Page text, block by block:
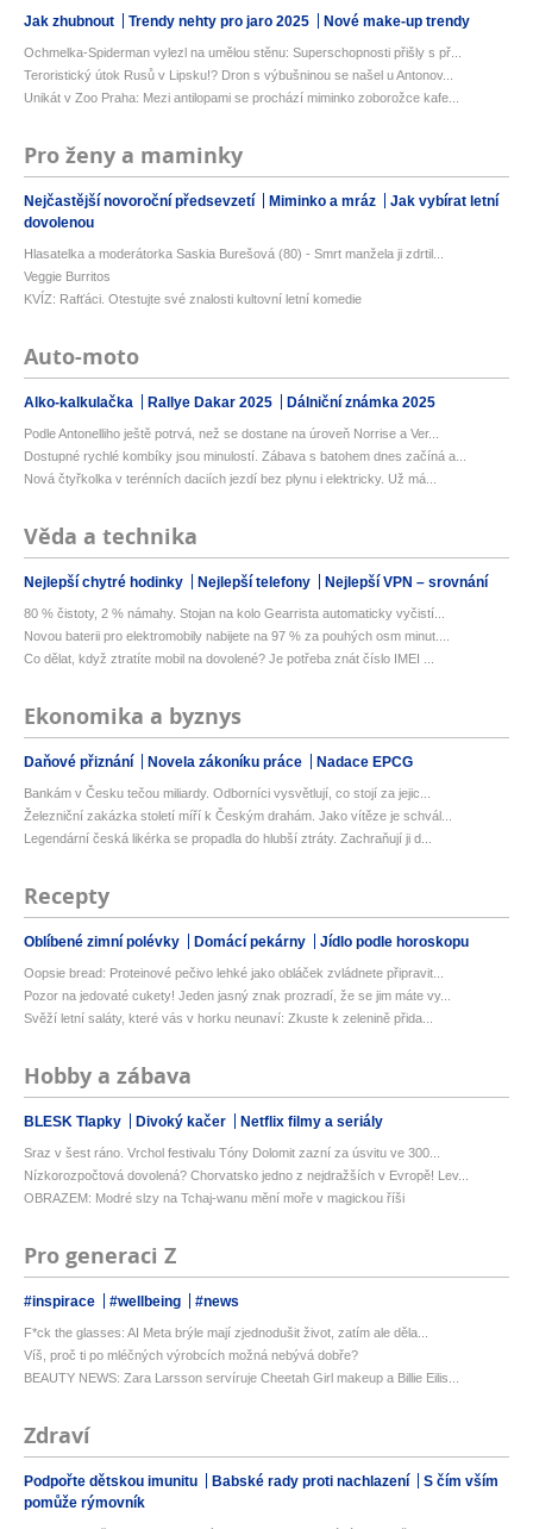
Jak zhubnout Trendy nehty pro jaro 2025 Nové make-up trendy
Ochmelka-Spiderman vylezl na umělou stěnu: Superschopnosti přišly s př...
Teroristický útok Rusů v Lipsku!? Dron s výbušninou se našel u Antonov...
Unikát v Zoo Praha: Mezi antilopami se prochází miminko zoborožce kafe...
Pro ženy a maminky
Nejčastější novoroční předsevzetí Miminko a mráz
Jak vybírat letní
dovolenou
Hlasatelka a moderátorka Saskia Burešová (80) - Smrt manžela ji zdrtil...
Veggie Burritos
KVÍZ: Rafťáci. Otestujte své znalosti kultovní letní komedie
Auto-moto
Alko-kalkulačka Rallye Dakar 2025 Dálniční známka 2025
Podle Antonelliho ještě potrvá, než se dostane na úroveň Norrise a Ver...
Dostupné rychlé kombíky jsou minulostí. Zábava s batohem dnes začíná a...
Nová čtyřkolka v terénních daciích jezdí bez plynu i elektricky. Už má...
Věda a technika
Nejlepší chytré hodinky Nejlepší telefony Nejlepší VPN – srovnání
80 % čistoty, 2 % námahy. Stojan na kolo Gearrista automaticky vyčistí...
Novou baterii pro elektromobily nabijete na 97 % za pouhých osm minut....
Co dělat, když ztratíte mobil na dovolené? Je potřeba znát číslo IMEI ...
Ekonomika a byznys
Daňové přiznání Novela zákoníku práce Nadace EPCG
Bankám v Česku tečou miliardy. Odborníci vysvětlují, co stojí za jejic...
Železniční zakázka století míří k Českým drahám. Jako vítěze je schvál...
Legendární česká likérka se propadla do hlubší ztráty. Zachraňují ji d...
Recepty
Oblíbené zimní polévky Domácí pekárny Jídlo podle horoskopu
Oopsie bread: Proteinové pečivo lehké jako obláček zvládnete připravit...
Pozor na jedovaté cukety! Jeden jasný znak prozradí, že se jim máte vy...
Svěží letní saláty, které vás v horku neunaví: Zkuste k zelenině přida...
Hobby a zábava
BLESK Tlapky Divoký kačer Netflix filmy a seriály
Sraz v šest ráno. Vrchol festivalu Tóny Dolomit zazní za úsvitu ve 300...
Nízkorozpočtová dovolená? Chorvatsko jedno z nejdražších v Evropě! Lev...
OBRAZEM: Modré slzy na Tchaj-wanu mění moře v magickou říši
Pro generaci Z
#inspirace #wellbeing #news
F*ck the glasses: AI Meta brýle mají zjednodušit život, zatím ale děla...
Víš, proč ti po mléčných výrobcích možná nebývá dobře?
BEAUTY NEWS: Zara Larsson servíruje Cheetah Girl makeup a Billie Eilis...
Zdraví
Podpořte dětskou imunitu Babské rady proti nachlazení
S čím vším
pomůže rýmovník